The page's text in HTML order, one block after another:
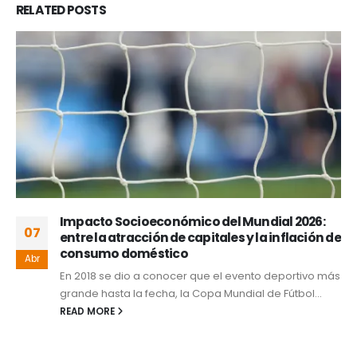
RELATEDPOSTS
07
Abr
Impacto Socioeconómico del Mundial 2026:
entre la atracción de capitales y la inflación de
consumo doméstico
En 2018 se dio a conocer que el evento deportivo más
grande hasta la fecha, la Copa Mundial de Fútbol...
READ MORE